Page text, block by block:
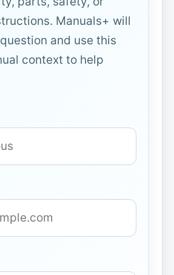
Manuals+ will
and use this
context to help